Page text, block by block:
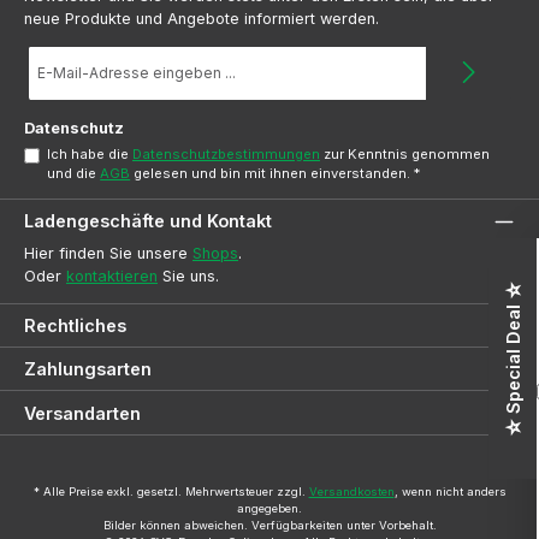
neue Produkte und Angebote informiert werden.
Mail-
Datenschutz
Ich habe die Datenschutzbestimmungen zur Kenntnis genommen
und dieAGB gelesen und bin mit ihnen einverstanden.*
Ladengeschäfte und Kontakt
Hier finden Sie unsere Shops.
Oder kontaktieren Sie uns.
Rechtliches
Zahlungsarten
Versandarten
* Alle Preise exkl. gesetzl. Mehrwertsteuer zzgl. Versandkosten , wenn nicht anders
angegeben.
Bilder können abweichen. Verfügbarkeiten unter Vorbehalt.
☆ Special Deal ☆